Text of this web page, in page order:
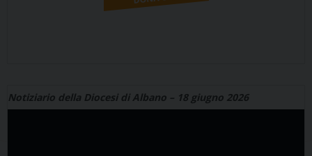
Notiziario della Diocesi di Albano – 18 giugno 2026